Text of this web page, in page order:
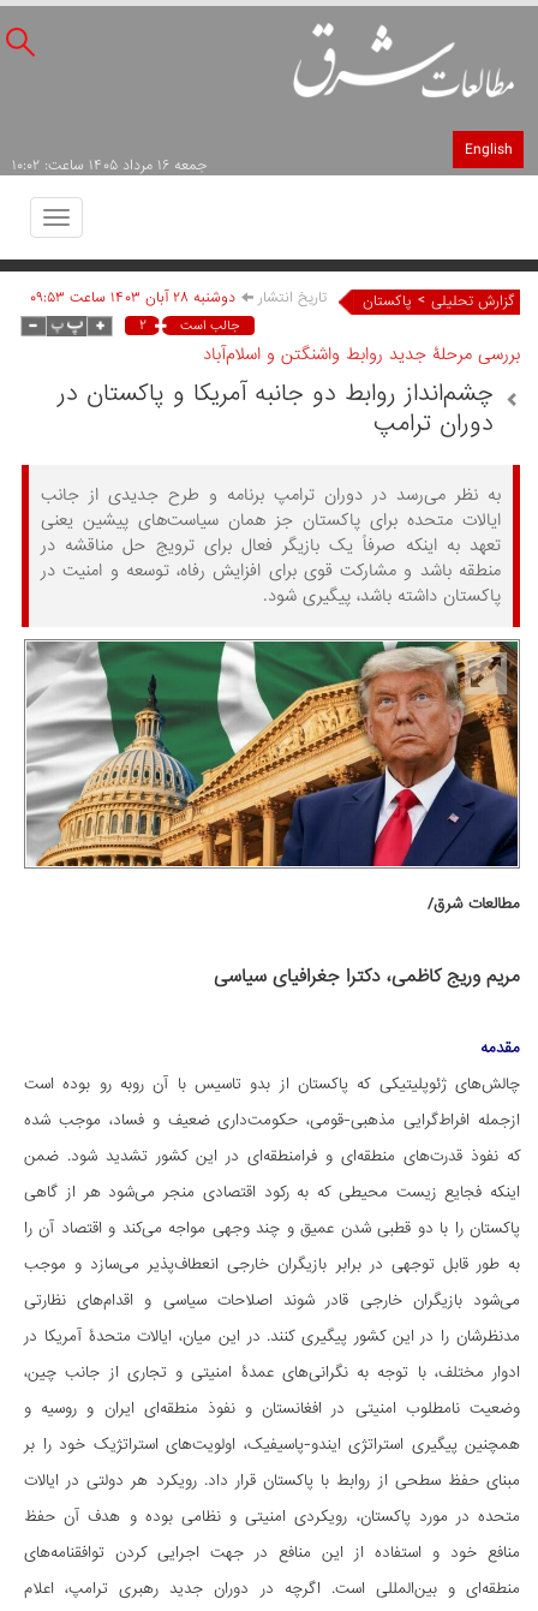
English
جمعه ۱۶ مرداد ۱۴۰۵ ساعت: ۱۰:۰۲
Toggle
گزارش تحلیلی > پاکستان تاریخ انتشار دوشنبه ۲۸ آبان ۱۴۰۳ ساعت ۰۹:۵۳
جالب است ۲
بررسی مرحلۀ جدید روابط واشنگتن و اسلام‌آباد
چشم‌انداز روابط دو جانبه آمریکا و پاکستان در
دوران ترامپ
به نظر می‌رسد در دوران ترامپ برنامه و طرح جدیدی از جانب
ایالات متحده برای پاکستان جز همان سیاست‌های پیشین یعنی
تعهد به اینکه صرفاً یک بازیگر فعال برای ترویج حل مناقشه در
منطقه باشد و مشارکت قوی برای افزایش رفاه، توسعه و امنیت در
پاکستان داشته باشد، پیگیری شود.
مطالعات شرق/
مریم وریج کاظمی، دکترا جغرافیای سیاسی
مقدمه
چالش‌های ژئوپلیتیکی که پاکستان از بدو تاسیس با آن روبه رو بوده است
ازجمله افراط‌گرایی مذهبی-قومی، حکومت‌داری ضعیف و فساد، موجب شده
که نفوذ قدرت‌های منطقه‌ای و فرامنطقه‌ای در این کشور تشدید شود. ضمن
اینکه فجایع زیست محیطی که به رکود اقتصادی منجر می‌شود هر از گاهی
پاکستان را با دو قطبی شدن عمیق و چند وجهی مواجه می‌کند و اقتصاد آن را
به طور قابل توجهی در برابر بازیگران خارجی انعطاف‌پذیر می‌سازد و موجب
می‌شود بازیگران خارجی قادر شوند اصلاحات سیاسی و اقدام‌های نظارتی
مدنظرشان را در این کشور پیگیری کنند. در این میان، ایالات متحدۀ آمریکا در
ادوار مختلف، با توجه به نگرانی‌های عمدۀ امنیتی و تجاری از جانب چین،
وضعیت نامطلوب امنیتی در افغانستان و نفوذ منطقه‌ای ایران و روسیه و
همچنین پیگیری استراتژی ایندو-پاسیفیک، اولویت‌های استراتژیک خود را بر
مبنای حفظ سطحی از روابط با پاکستان قرار داد. رویکرد هر دولتی در ایالات
متحده در مورد پاکستان، رویکردی امنیتی و نظامی بوده و هدف آن حفظ
منافع خود و استفاده از این منافع در جهت اجرایی کردن توافقنامه‌های
منطقه‌ای و بین‌المللی است. اگرچه در دوران جدید رهبری ترامپ، اعلام